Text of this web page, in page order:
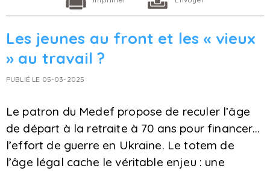
Les jeunes au front et les « vieux
» au travail ?
PUBLIÉ LE 05-03-2025
Le patron du Medef propose de reculer l’âge
de départ à la retraite à 70 ans pour financer…
l’effort de guerre en Ukraine. Le totem de
l’âge légal cache le véritable enjeu : une